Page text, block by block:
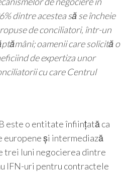
dintre acestea să se încheie
de conciliatori, într-un
oamenii care solicită o
de expertiza unor
cu care Centrul
este o entitate înființată ca
europene și intermediază
trei luni negocierea dintre
IFN-uri pentru contractele